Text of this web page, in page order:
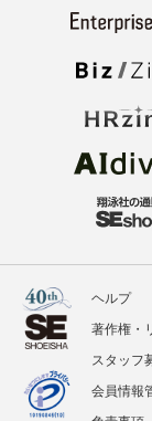
ヘルプ
著作権・
スタッフ
会員情報